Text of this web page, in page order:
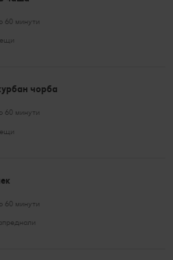
60 минути
чорба
60 минути
60 минути